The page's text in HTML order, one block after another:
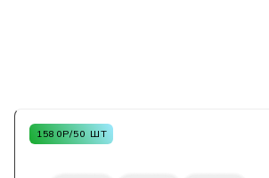
1580Р/50 ШТ